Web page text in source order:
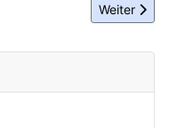
Nummer 4Nächster
Weiter